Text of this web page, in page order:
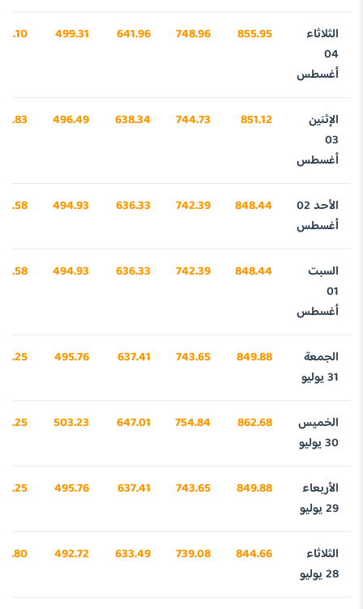
الثلاثاء
04
أغسطس
855.95
748.96
641.96
499.31
الإثنين
03
أغسطس
851.12
744.73
638.34
496.49
الأحد 02
أغسطس
848.44
742.39
636.33
494.93
السبت
01
أغسطس
848.44
742.39
636.33
494.93
الجمعة
31 يوليو
849.88
743.65
637.41
495.76
الخميس
30 يوليو
862.68
754.84
647.01
503.23
الأربعاء
29 يوليو
849.88
743.65
637.41
495.76
الثلاثاء
28 يوليو
844.66
739.08
633.49
492.72